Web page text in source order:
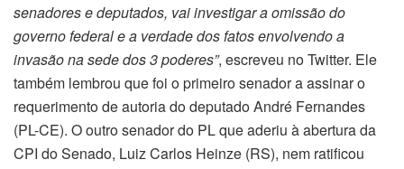
senadores e deputados, vai investigar a omissão do
governo federal e a verdade dos fatos envolvendo a
invasão na sede dos 3 poderes”, escreveu no Twitter. Ele
também lembrou que foi o primeiro senador a assinar o
requerimento de autoria do deputado André Fernandes
(PL-CE). O outro senador do PL que aderiu à abertura da
CPI do Senado, Luiz Carlos Heinze (RS), nem ratificou